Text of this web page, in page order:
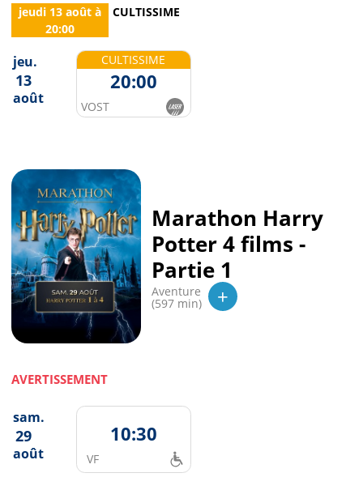
jeudi 13 aoûtà
20:00
CULTISSIME
jeu.
13
août
CULTISSIME
20:00
VOST
Marathon Harry
Potter 4 films -
Partie 1
Aventure
(597 min) +
AVERTISSEMENT
sam.
29
août
10:30
VF